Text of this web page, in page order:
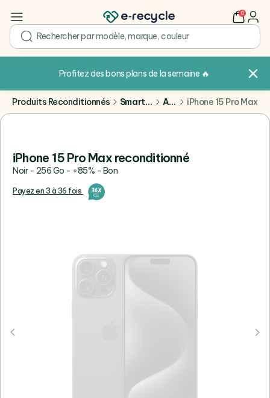
search
0 user
Profitez des bons plans de la semaine 🔥
Produits Reconditionnés Smartphones Apple iPhone 15 Pro Max
iPhone 15 Pro Max reconditionné
Noir - 256 Go - +85% - Bon
Payez en 3 à 36 fois